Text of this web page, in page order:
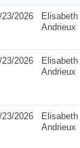
23/2026
Elisabeth
Andrieux
23/2026
Elisabeth
Andrieux
23/2026
Elisabeth
Andrieux